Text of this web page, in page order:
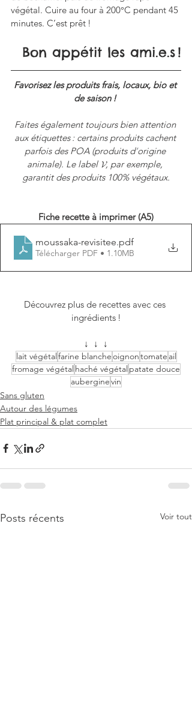
végétal. Cuire au four à 200°C pendant 45
minutes. C’est prêt !
Bon appétit les ami.e.s !
Favorisez les produits frais, locaux, bio et
de saison !
Faites également toujours bien attention
aux étiquettes : certains produits cachent
parfois des POA (produits d’origine
animale). Le label 𝓥, par exemple,
garantit des produits 100% végétaux.
Fiche recette à imprimer (A5)
moussaka-revisitee.pdf
Télécharger PDF • 1.10MB
Découvrez plus de recettes avec ces
ingrédients !
↓  ↓  ↓
lait végétalfarine blancheoignontomate ail
fromage végétal haché végétal patate douce
auberginevin
Sans gluten
Autour des légumes
Plat principal & plat complet
Posts récents Voir tout